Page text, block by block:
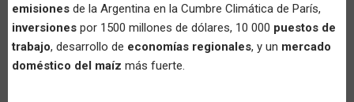
emisiones de la Argentina en la Cumbre Climática de París,
inversiones por 1500 millones de dólares, 10 000 puestos de
trabajo, desarrollo de economías regionales, y un mercado
doméstico del maíz más fuerte.